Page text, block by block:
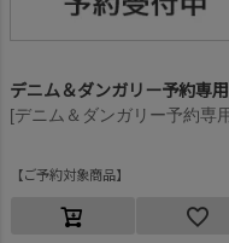
デニム＆ダンガリー予約専用
ご予約対象商品